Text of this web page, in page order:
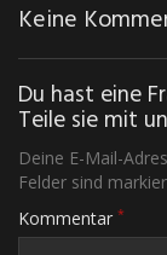
Keine
Du hast eine
Teile sie mit
Deine E-Mail-
Felder sind
Kommentar *